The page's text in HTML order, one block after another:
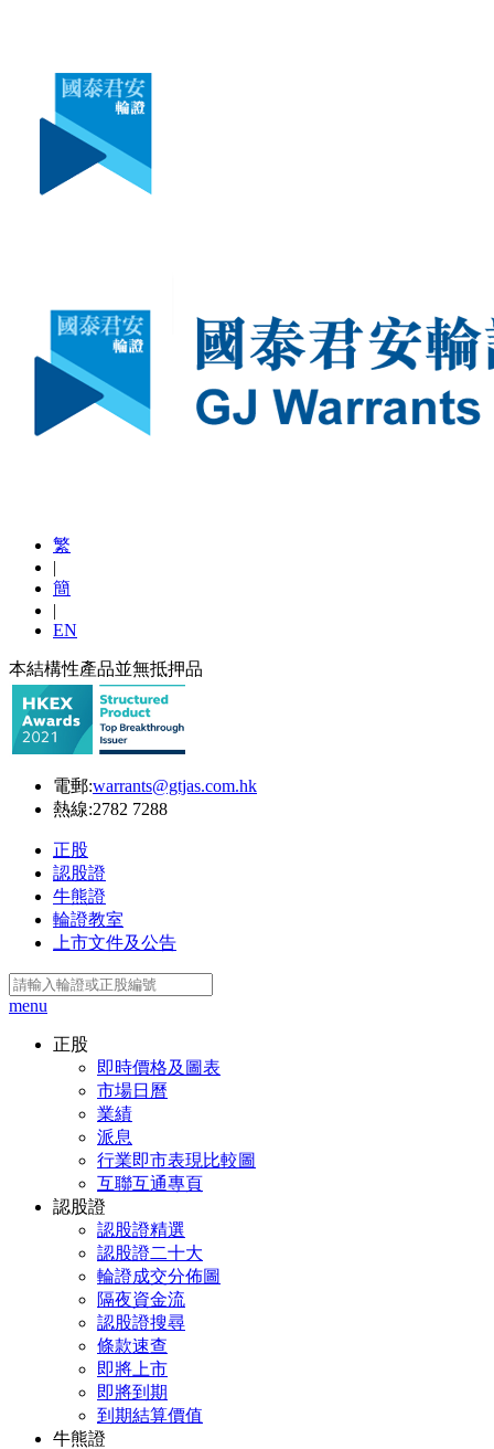
繁
|
簡
|
EN
本結構性產品並無抵押品
電郵:warrants@gtjas.com.hk
熱線:2782 7288
正股
認股證
牛熊證
輪證教室
上市文件及公告
menu
正股
即時價格及圖表
市場日曆
業績
派息
行業即市表現比較圖
互聯互通專頁
認股證
認股證精選
認股證二十大
輪證成交分佈圖
隔夜資金流
認股證搜尋
條款速查
即將上市
即將到期
到期結算價值
牛熊證